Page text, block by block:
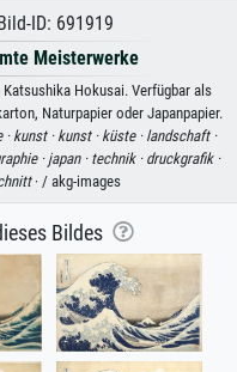
ID: 691919
Meisterwerke
Hokusai. Verfügbar als
Naturpapier oder Japanpapier.
· kunst · kunst · küste · landschaft ·
· japan · technik · druckgrafik ·
· / akg-images
Bildes